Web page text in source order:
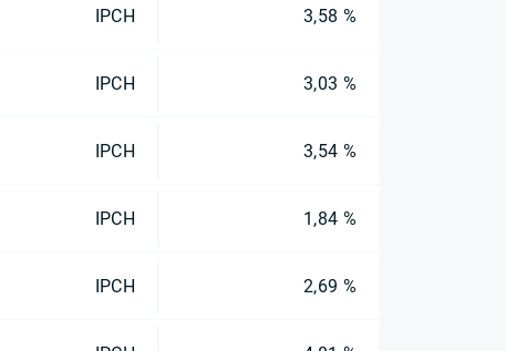
IPCH 3,58 %
IPCH 3,03 %
IPCH 3,54 %
IPCH 1,84 %
IPCH 2,69 %